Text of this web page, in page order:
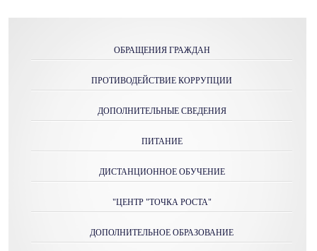
ОБРАЩЕНИЯ ГРАЖДАН
ПРОТИВОДЕЙСТВИЕ КОРРУПЦИИ
ДОПОЛНИТЕЛЬНЫЕ СВЕДЕНИЯ
ПИТАНИЕ
ДИСТАНЦИОННОЕ ОБУЧЕНИЕ
"ЦЕНТР "ТОЧКА РОСТА"
ДОПОЛНИТЕЛЬНОЕ ОБРАЗОВАНИЕ